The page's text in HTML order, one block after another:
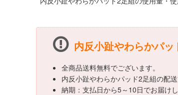
内反小趾やわらかパッ
全商品送料無料でございます。
内反小趾やわらかパッド2足組の配
納期：支払日から5～10日でお届けし